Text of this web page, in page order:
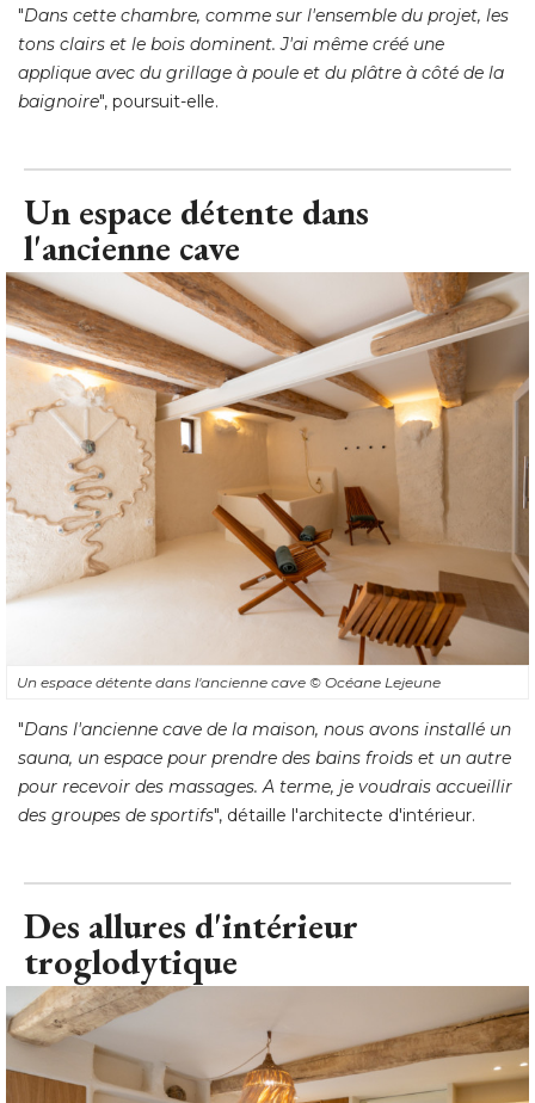
"Dans cette chambre, comme sur l'ensemble du projet, les
tons clairs et le bois dominent. J'ai même créé une
applique avec du grillage à poule et du plâtre à côté de la
baignoire", poursuit-elle.
Un espace détente dans
l'ancienne cave
Un espace détente dans l'ancienne cave © Océane Lejeune
"Dans l'ancienne cave de la maison, nous avons installé un
sauna, un espace pour prendre des bains froids et un autre
pour recevoir des massages. A terme, je voudrais accueillir
des groupes de sportifs", détaille l'architecte d'intérieur.
Des allures d'intérieur
troglodytique